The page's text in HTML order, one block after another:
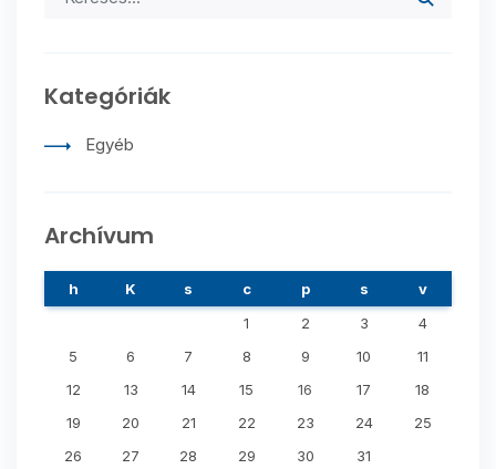
Kategóriák
Egyéb
Archívum
h K s c p s
v
1
2 3
4
5
6 7 8 9 10
11
12
13 14 15 16 17
18
19
20 21 22 23 24
25
26
27 28 29 30 31